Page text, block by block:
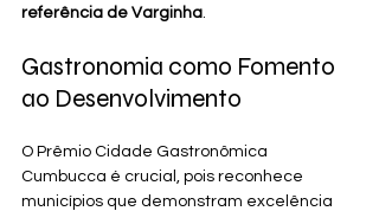
referência de Varginha.
Gastronomia como Fomento
ao Desenvolvimento
O Prêmio Cidade Gastronômica
Cumbucca é crucial, pois reconhece
municípios que demonstram excelência